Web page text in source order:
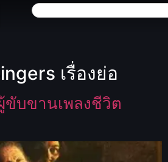
เรื่องย่อ
ขับขานเพลงชีวิต